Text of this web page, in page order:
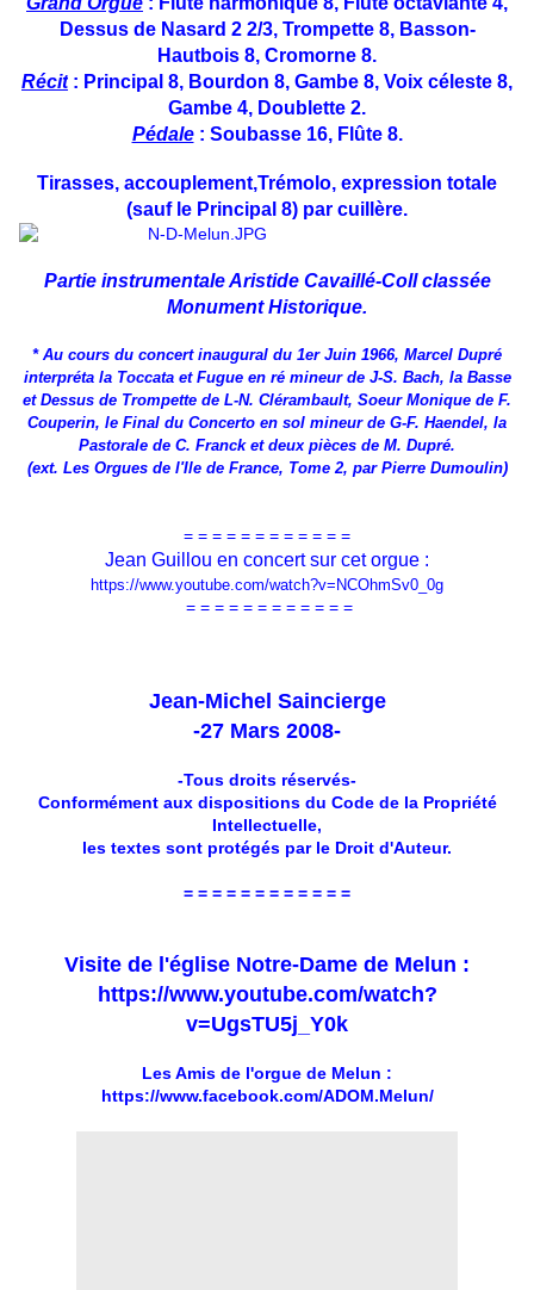
Dessus de Nasard 2 2/3, Trompette 8, Basson-
Hautbois 8, Cromorne 8.
Récit : Principal 8, Bourdon 8, Gambe 8, Voix céleste 8,
Gambe 4, Doublette 2.
Pédale : Soubasse 16, Flûte 8.
Tirasses, accouplement,Trémolo, expression totale
(sauf le Principal 8) par cuillère.
Partie instrumentale Aristide Cavaillé-Coll classée
Monument Historique.
* Au cours du concert inaugural du 1er Juin 1966, Marcel Dupré
interpréta la Toccata et Fugue en ré mineur de J-S. Bach, la Basse
et Dessus de Trompette de L-N. Clérambault, Soeur Monique de F.
Couperin, le Final du Concerto en sol mineur de G-F. Haendel, la
Pastorale de C. Franck et deux pièces de M. Dupré.
(ext. Les Orgues de l'Ile de France, Tome 2, par Pierre Dumoulin)
= = = = = = = = = = = =
Jean Guillou en concert sur cet orgue :
https://www.youtube.com/watch?v=NCOhmSv0_0g
= = = = = = = = = = = =
Jean-Michel Saincierge
-27 Mars 2008-
-Tous droits réservés-
Conformément aux dispositions du Code de la Propriété
Intellectuelle,
les textes sont protégés par le Droit d'Auteur.
= = = = = = = = = = = =
Visite de l'église Notre-Dame de Melun :
https://www.youtube.com/watch?
v=UgsTU5j_Y0k
Les Amis de l'orgue de Melun :
https://www.facebook.com/ADOM.Melun/